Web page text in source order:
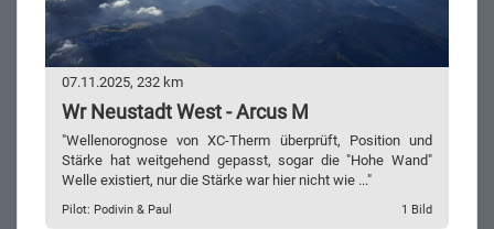
07.11.2025, 232 km
Wr Neustadt West - Arcus M
"Wellenorognose von XC-Therm überprüft, Position und
Stärke hat weitgehend gepasst, sogar die "Hohe Wand"
Welle existiert, nur die Stärke war hier nicht wie ..."
Pilot: Podivin & Paul 1 Bild